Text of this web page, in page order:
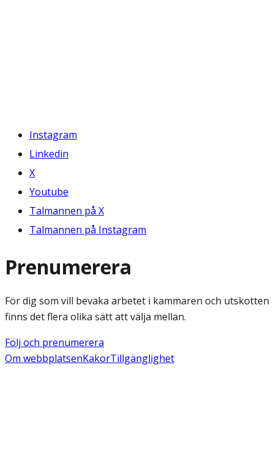
Instagram
Linkedin
X
Youtube
Talmannen på X
Talmannen på Instagram
Prenumerera
För dig som vill bevaka arbetet i kammaren och utskotten
finns det flera olika sätt att välja mellan.
Följ och prenumerera
Om webbplatsenKakorTillgänglighet